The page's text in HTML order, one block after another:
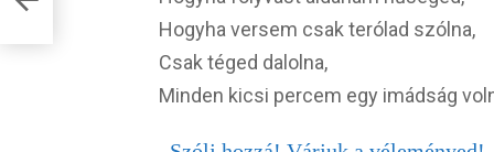
Hogyha versem csak terólad szólna,
Csak téged dalolna,
Minden kicsi percem egy imádság